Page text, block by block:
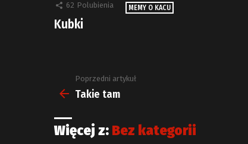
62 Polubienia MEMY O KACU
Kubki
Zobacz
więcej
Poprzedni artykuł
Takie tam
Więcej z: Bez kategorii